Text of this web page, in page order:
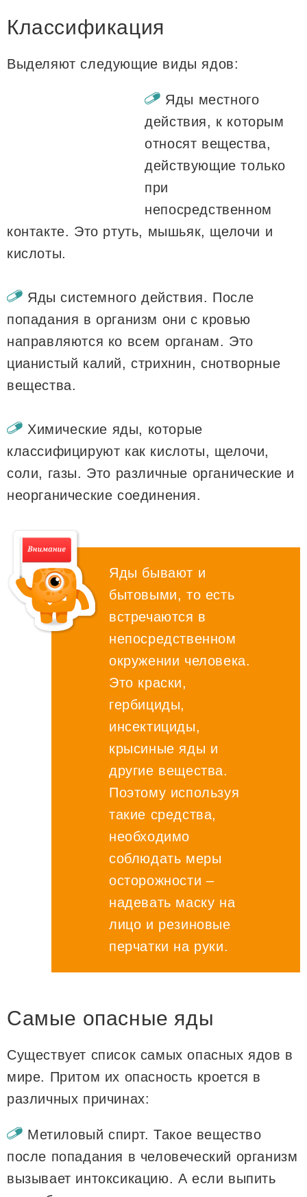
Классификация
Выделяют следующие виды ядов:
Яды местного
действия, к которым
относят вещества,
действующие только
при
непосредственном
контакте. Это ртуть, мышьяк, щелочи и
кислоты.
Яды системного действия. После
попадания в организм они с кровью
направляются ко всем органам. Это
цианистый калий, стрихнин, снотворные
вещества.
Химические яды, которые
классифицируют как кислоты, щелочи,
соли, газы. Это различные органические и
неорганические соединения.
Яды бывают и
бытовыми, то есть
встречаются в
непосредственном
окружении человека.
Это краски,
гербициды,
инсектициды,
крысиные яды и
другие вещества.
Поэтому используя
такие средства,
необходимо
соблюдать меры
осторожности –
надевать маску на
лицо и резиновые
перчатки на руки.
Самые опасные яды
Существует список самых опасных ядов в
мире. Притом их опасность кроется в
различных причинах:
Метиловый спирт. Такое вещество
после попадания в человеческий организм
вызывает интоксикацию. А если выпить